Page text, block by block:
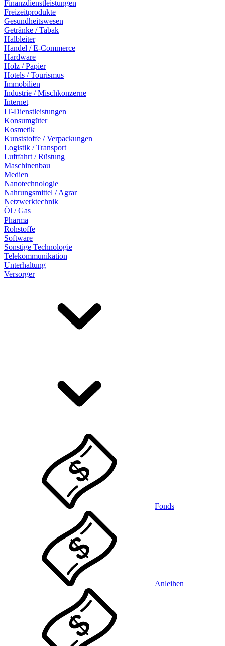
Finanzdienstleistungen
Freizeitprodukte
Gesundheitswesen
Getränke / Tabak
Halbleiter
Handel / E-Commerce
Hardware
Holz / Papier
Hotels / Tourismus
Immobilien
Industrie / Mischkonzerne
Internet
IT-Dienstleistungen
Konsumgüter
Kosmetik
Kunststoffe / Verpackungen
Logistik / Transport
Luftfahrt / Rüstung
Maschinenbau
Medien
Nanotechnologie
Nahrungsmittel / Agrar
Netzwerktechnik
Öl / Gas
Pharma
Rohstoffe
Software
Sonstige Technologie
Telekommunikation
Unterhaltung
Versorger
Fonds
Anleihen